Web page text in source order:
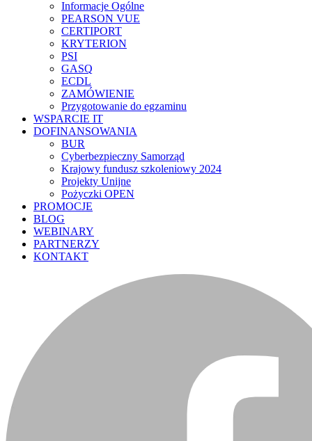
Informacje Ogólne
PEARSON VUE
CERTIPORT
KRYTERION
PSI
GASQ
ECDL
ZAMÓWIENIE
Przygotowanie do egzaminu
WSPARCIE IT
DOFINANSOWANIA
BUR
Cyberbezpieczny Samorząd
Krajowy fundusz szkoleniowy 2024
Projekty Unijne
Pożyczki OPEN
PROMOCJE
BLOG
WEBINARY
PARTNERZY
KONTAKT